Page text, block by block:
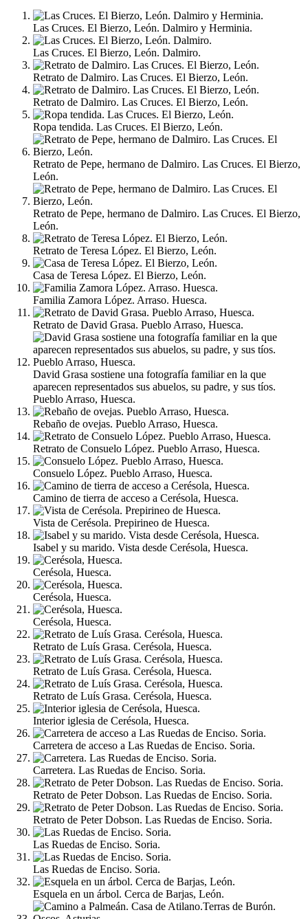
Las Cruces. El Bierzo, León. Dalmiro y Herminia.
Las Cruces. El Bierzo, León. Dalmiro.
Retrato de Dalmiro. Las Cruces. El Bierzo, León.
Retrato de Dalmiro. Las Cruces. El Bierzo, León.
Ropa tendida. Las Cruces. El Bierzo, León.
Retrato de Pepe, hermano de Dalmiro. Las Cruces. El Bierzo,
León.
Retrato de Pepe, hermano de Dalmiro. Las Cruces. El Bierzo,
León.
Retrato de Teresa López. El Bierzo, León.
Casa de Teresa López. El Bierzo, León.
Familia Zamora López. Arraso. Huesca.
Retrato de David Grasa. Pueblo Arraso, Huesca.
David Grasa sostiene una fotografía familiar en la que
aparecen representados sus abuelos, su padre, y sus tíos.
Pueblo Arraso, Huesca.
Rebaño de ovejas. Pueblo Arraso, Huesca.
Retrato de Consuelo López. Pueblo Arraso, Huesca.
Consuelo López. Pueblo Arraso, Huesca.
Camino de tierra de acceso a Cerésola, Huesca.
Vista de Cerésola. Prepirineo de Huesca.
Isabel y su marido. Vista desde Cerésola, Huesca.
Cerésola, Huesca.
Cerésola, Huesca.
Cerésola, Huesca.
Retrato de Luís Grasa. Cerésola, Huesca.
Retrato de Luís Grasa. Cerésola, Huesca.
Retrato de Luís Grasa. Cerésola, Huesca.
Interior iglesia de Cerésola, Huesca.
Carretera de acceso a Las Ruedas de Enciso. Soria.
Carretera. Las Ruedas de Enciso. Soria.
Retrato de Peter Dobson. Las Ruedas de Enciso. Soria.
Retrato de Peter Dobson. Las Ruedas de Enciso. Soria.
Las Ruedas de Enciso. Soria.
Las Ruedas de Enciso. Soria.
Esquela en un árbol. Cerca de Barjas, León.